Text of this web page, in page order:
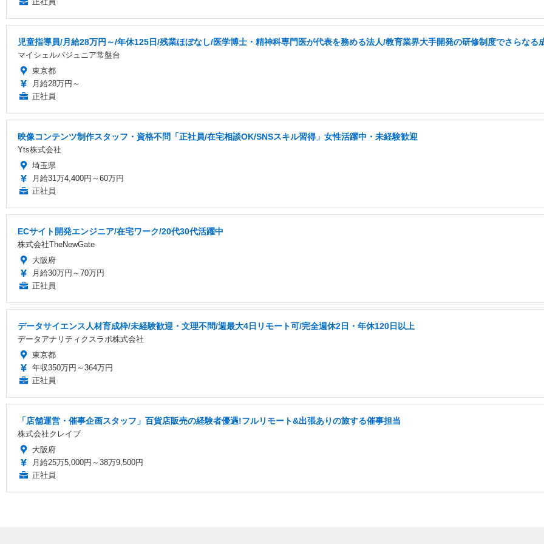
児童指導員/月給28万円～/年休125日/残業ほぼなし/医学博士・精神科専門医が代表を務める法人/教育業界大手開発の研修制度でさらなる
マイシェルパジュニア常盤台
東京都
月給28万円～
正社員
映像コンテンツ制作スタッフ・資格不問「正社員/在宅相談OK/SNSスキル習得」女性活躍中・未経験歓迎
Yts株式会社
埼玉県
月給31万4,400円～60万円
正社員
ECサイト開発エンジニア/在宅ワーク/20代30代活躍中
株式会社TheNewGate
大阪府
月給30万円～70万円
正社員
データサイエンス人材育成枠/未経験歓迎・文理不問/週最大4日リモート可/完全週休2日・年休120日以上
データアナリティクスラボ株式会社
東京都
年収350万円～364万円
正社員
「店舗運営・催事企画スタッフ」百貨店販売の経験者優遇!フルリモート&出張ありの旅する催事担当
株式会社クレイブ
大阪府
月給25万5,000円～38万9,500円
正社員